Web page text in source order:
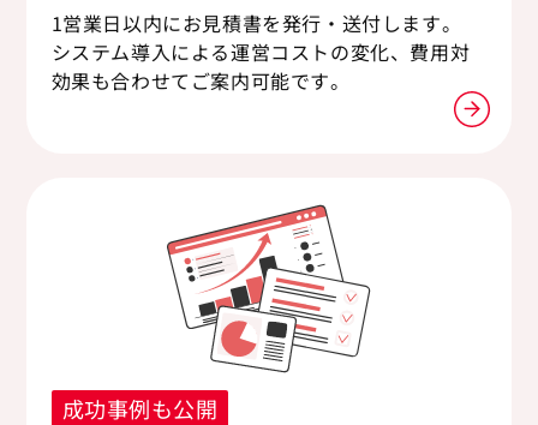
1営業日以内にお見積書を発行・送付します。
システム導入による運営コストの変化、費用対
効果も合わせてご案内可能です。
成功事例も公開